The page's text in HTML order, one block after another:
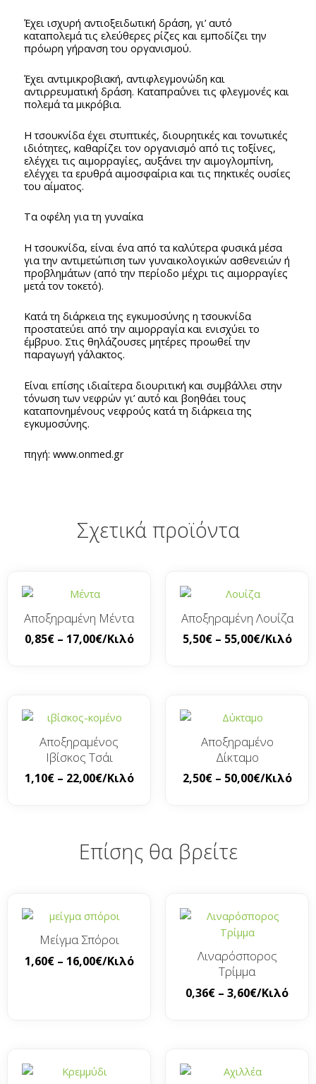
Έχει ισχυρή αντιοξειδωτική δράση, γι’ αυτό
καταπολεμά τις ελεύθερες ρίζες και εμποδίζει την
πρόωρη γήρανση του οργανισμού.
Έχει αντιμικροβιακή, αντιφλεγμονώδη και
αντιρρευματική δράση. Καταπραΰνει τις φλεγμονές και
πολεμά τα μικρόβια.
Η τσουκνίδα έχει στυπτικές, διουρητικές και τονωτικές
ιδιότητες, καθαρίζει τον οργανισμό από τις τοξίνες,
ελέγχει τις αιμορραγίες, αυξάνει την αιμογλομπίνη,
ελέγχει τα ερυθρά αιμοσφαίρια και τις πηκτικές ουσίες
του αίματος.
Τα οφέλη για τη γυναίκα
Η τσουκνίδα, είναι ένα από τα καλύτερα φυσικά μέσα
για την αντιμετώπιση των γυναικολογικών ασθενειών ή
προβλημάτων (από την περίοδο μέχρι τις αιμορραγίες
μετά τον τοκετό).
Κατά τη διάρκεια της εγκυμοσύνης η τσουκνίδα
προστατεύει από την αιμορραγία και ενισχύει το
έμβρυο. Στις θηλάζουσες μητέρες προωθεί την
παραγωγή γάλακτος.
Είναι επίσης ιδιαίτερα διουριτική και συμβάλλει στην
τόνωση των νεφρών γι’ αυτό και βοηθάει τους
καταπονημένους νεφρούς κατά τη διάρκεια της
εγκυμοσύνης.
πηγή: www.onmed.gr
Σχετικά προϊόντα
Αποξηραμένη Μέντα
0,85€ – 17,00€/Κιλό
Αποξηραμένη Λουίζα
5,50€ – 55,00€/Κιλό
Αποξηραμένος
Ιβίσκος Τσάι
1,10€ – 22,00€/Κιλό
Αποξηραμένο
Δίκταμο
2,50€ – 50,00€/Κιλό
Επίσης θα βρείτε
Μείγμα Σπόροι
1,60€ – 16,00€/Κιλό
Λιναρόσπορος
Τρίμμα
0,36€ – 3,60€/Κιλό